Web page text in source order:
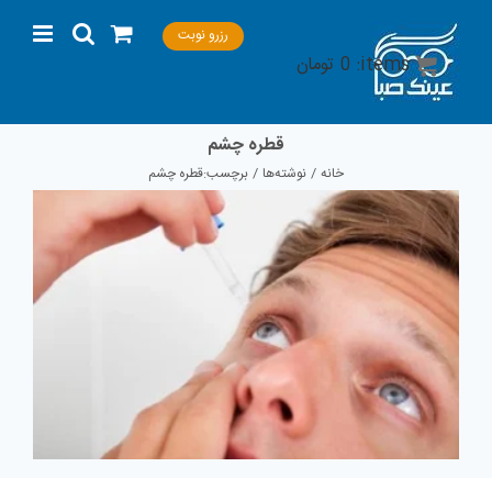
content
رزرو نوبت
قطره چشم
خانه نوشته‌ها برچسب:قطره چشم
items:
0 تومان